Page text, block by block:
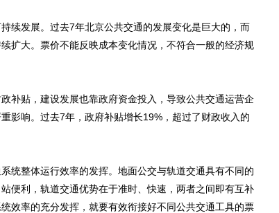
发展。过去7年北京公共交通的发展变化是巨大的，而
扩大。票价不能反映成本变化情况，不符合一般的经济规
贴，建设发展也靠政府资金投入，导致公共交通运营企
影响。过去7年，政府补贴增长19%，超过了财政收入的
整体运行效率的发挥。地面公交与轨道交通具有不同的
便利，轨道交通优势在于准时、快速，两者之间即有互补
效率的充分发挥，就要有效衔接好不同公共交通工具的票